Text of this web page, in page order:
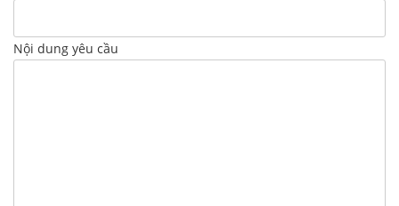
Nội dung yêu cầu